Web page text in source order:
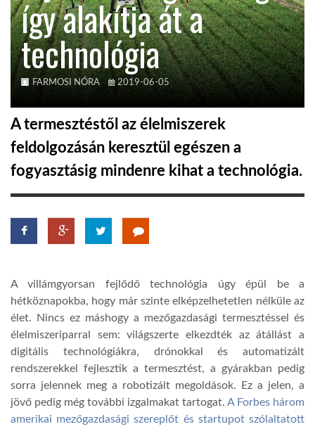
A VILÁG ITTHON
GLOBOTV BP
HÍR3D
GLOBOTV
AFRIKA TUDÁSTÁR
A NAP SZÉPE
így alakítja át a
technológia
FARMOSI NÓRA 2019-06-05
A termesztéstől az élelmiszerek
feldolgozásán keresztül egészen a
fogyasztásig mindenre kihat a technológia.
A villámgyorsan fejlődő technológia úgy épül be a
hétköznapokba, hogy már szinte elképzelhetetlen nélküle az
élet. Nincs ez máshogy a mezőgazdasági termesztéssel és
élelmiszeriparral sem: világszerte elkezdték az átállást a
digitális technológiákra, drónokkal és automatizált
rendszerekkel fejlesztik a termesztést, a gyárakban pedig
sorra jelennek meg a robotizált megoldások. Ez a jelen, a
jövő pedig még további izgalmakat tartogat. A Forbes három
amerikai mezőgazdasági szereplőt és startupot szólaltatott